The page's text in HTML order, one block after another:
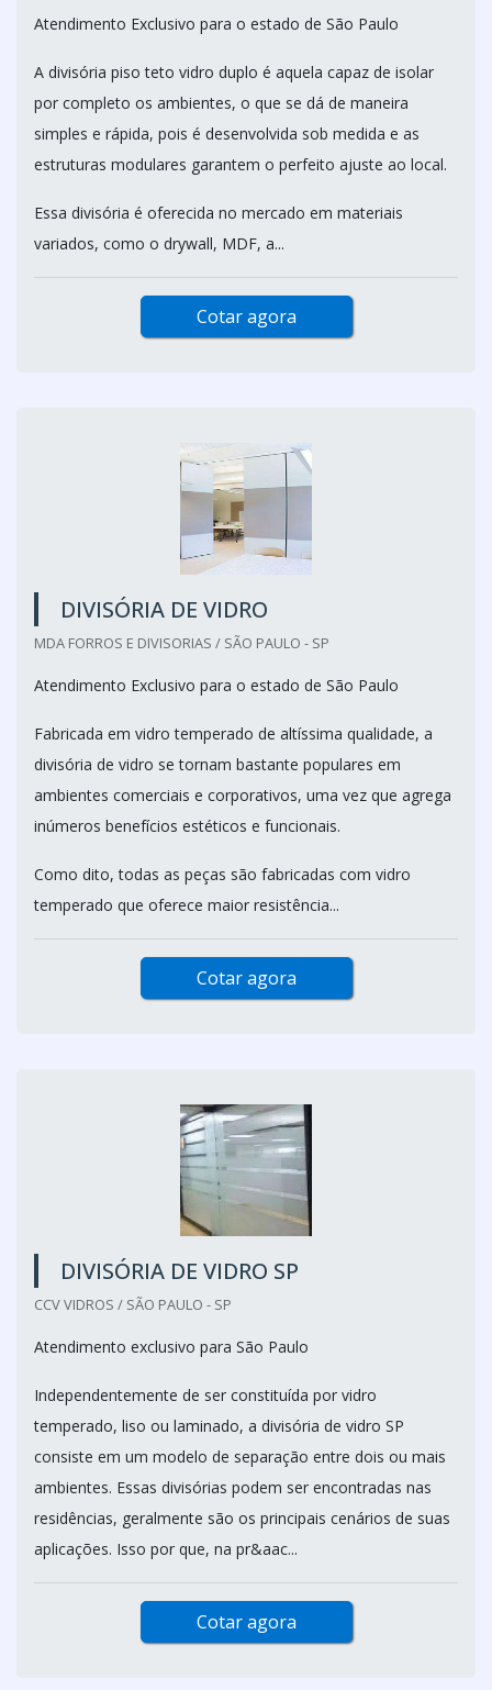
Atendimento Exclusivo para o estado de São Paulo
A divisória piso teto vidro duplo é aquela capaz de isolar
por completo os ambientes, o que se dá de maneira
simples e rápida, pois é desenvolvida sob medida e as
estruturas modulares garantem o perfeito ajuste ao local.
Essa divisória é oferecida no mercado em materiais
variados, como o drywall, MDF, a...
Cotar agora
DIVISÓRIA DE VIDRO
MDA FORROS E DIVISORIAS / SÃO PAULO - SP
Atendimento Exclusivo para o estado de São Paulo
Fabricada em vidro temperado de altíssima qualidade, a
divisória de vidro se tornam bastante populares em
ambientes comerciais e corporativos, uma vez que agrega
inúmeros benefícios estéticos e funcionais.
Como dito, todas as peças são fabricadas com vidro
temperado que oferece maior resistência...
Cotar agora
DIVISÓRIA DE VIDRO SP
CCV VIDROS / SÃO PAULO - SP
Atendimento exclusivo para São Paulo
Independentemente de ser constituída por vidro
temperado, liso ou laminado, a divisória de vidro SP
consiste em um modelo de separação entre dois ou mais
ambientes. Essas divisórias podem ser encontradas nas
residências, geralmente são os principais cenários de suas
aplicações. Isso por que, na pr&aac...
Cotar agora